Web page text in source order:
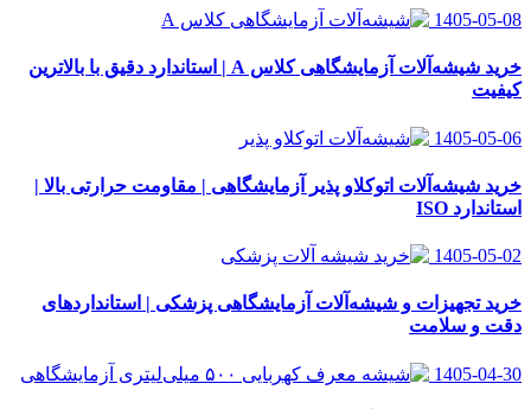
1405-05-08
خرید شیشه‌آلات آزمایشگاهی کلاس A | استاندارد دقیق با بالاترین
کیفیت
1405-05-06
خرید شیشه‌آلات اتوکلاو پذیر آزمایشگاهی | مقاومت حرارتی بالا |
استاندارد ISO
1405-05-02
خرید تجهیزات و شیشه‌آلات آزمایشگاهی پزشکی | استانداردهای
دقت و سلامت
1405-04-30